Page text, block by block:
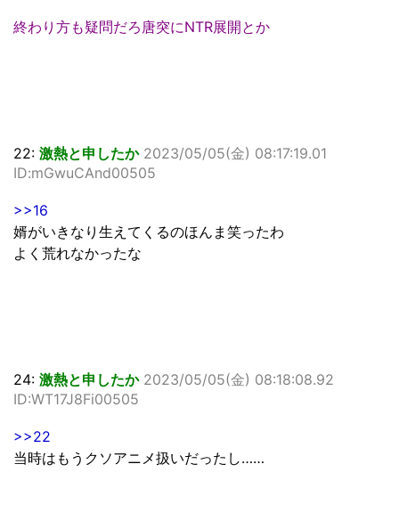
終わり方も疑問だろ唐突にNTR展開とか
22: 激熱と申したか 2023/05/05(金) 08:17:19.01
ID:mGwuCAnd00505
>>16
婿がいきなり生えてくるのほんま笑ったわ
よく荒れなかったな
24: 激熱と申したか 2023/05/05(金) 08:18:08.92
ID:WT17J8Fi00505
>>22
当時はもうクソアニメ扱いだったし……